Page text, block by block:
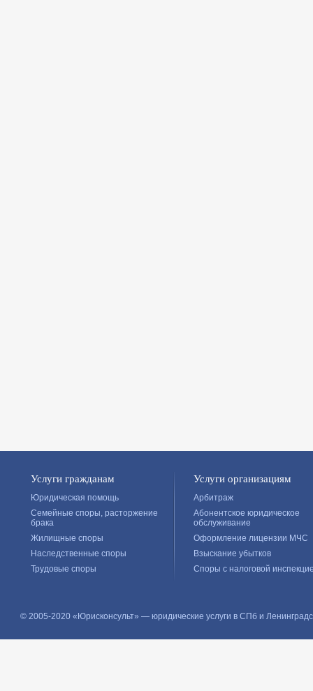
Услуги гражданам
Юридическая помощь
Семейные споры, расторжение
брака
Жилищные споры
Наследственные споры
Трудовые споры
Услуги организациям
Арбитраж
Абонентское юридическое
обслуживание
Оформление лицензии МЧС
Взыскание убытков
Споры с налоговой
© 2005-2020 «Юрисконсульт» — юридические услуги в СПб и